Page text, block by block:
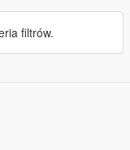
filtrów.